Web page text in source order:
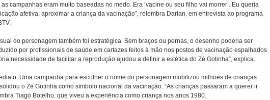
campanhas eram muito baseadas no medo. Era ‘vacine ou seu filho vai morrer’. Eu queria
afetiva, aproximar a criança da vacinação”, relembra Darlan, em entrevista ao programa
do personagem também foi estratégica. Sem braços ou pernas, o desenho poderia ser
por profissionais de saúde em cartazes feitos à mão nos postos de vacinação espalhados
necessidade de facilitar a reprodução ajudou a definir a estética do Zé Gotinha”, explica.
Uma campanha para escolher o nome do personagem mobilizou milhões de crianças
o Zé Gotinha como símbolo nacional da vacinação. “As crianças passaram a querer ir
Tiago Botelho, que viveu a experiência como criança nos anos 1980.